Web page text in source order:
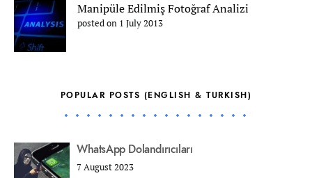
Manipüle Edilmiş Fotoğraf Analizi
posted on 1 July 2013
POPULAR POSTS (ENGLISH & TURKISH)
WhatsApp Dolandırıcıları
7 August 2023